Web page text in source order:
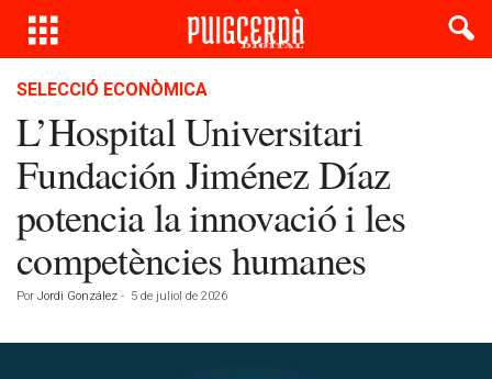
SELECCIÓ ECONÒMICA
L’Hospital Universitari
Fundación Jiménez Díaz
potencia la innovació i les
competències humanes
Por Jordi González - 5 de juliol de 2026